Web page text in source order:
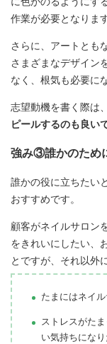
作業が必要となります
さらに、アートとも
さまざまなデザイン
なく、根気も必要に
志望動機を書く際は、
ピールするのも良い
強み③誰かのため
誰かの役に立ちたい
おすすめです。
顧客がネイルサロン
をきれいにしたい、
とですが、それ以外
たまにはネイ
ストレスがた
い気持ちにな